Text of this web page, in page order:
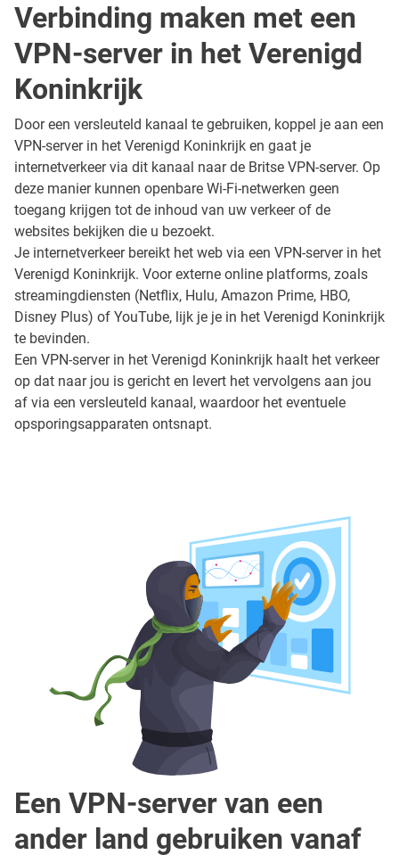
Verbinding maken met een
VPN-server in het Verenigd
Koninkrijk
Door een versleuteld kanaal te gebruiken, koppel je aan een
VPN-server in het Verenigd Koninkrijk en gaat je
internetverkeer via dit kanaal naar de Britse VPN-server. Op
deze manier kunnen openbare Wi-Fi-netwerken geen
toegang krijgen tot de inhoud van uw verkeer of de
websites bekijken die u bezoekt.
Je internetverkeer bereikt het web via een VPN-server in het
Verenigd Koninkrijk. Voor externe online platforms, zoals
streamingdiensten (Netflix, Hulu, Amazon Prime, HBO,
Disney Plus) of YouTube, lijk je je in het Verenigd Koninkrijk
te bevinden.
Een VPN-server in het Verenigd Koninkrijk haalt het verkeer
op dat naar jou is gericht en levert het vervolgens aan jou
af via een versleuteld kanaal, waardoor het eventuele
opsporingsapparaten ontsnapt.
Een VPN-server van een
ander land gebruiken vanaf